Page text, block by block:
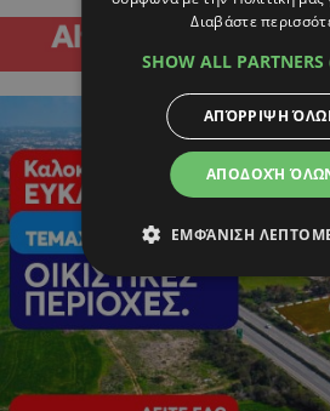
Διαβάστε
SHOW ALL PARTNERS
ΑΠΟΔΟΧΉ
ΑΠΌΡΡΙΨΗ
ΕΜΦΆΝΙΣΗ